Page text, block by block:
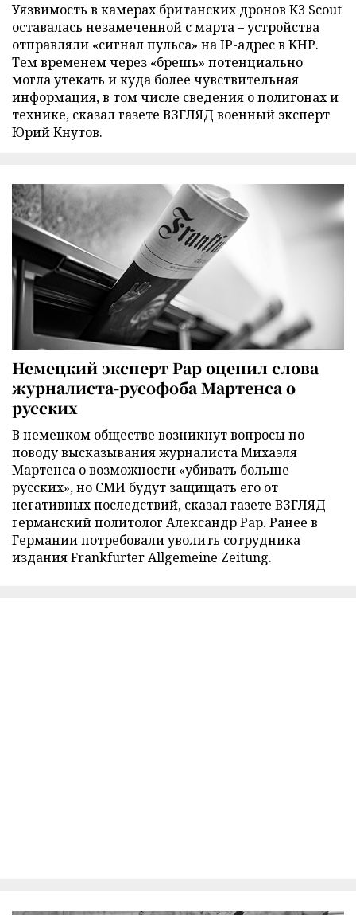
Уязвимость в камерах британских дронов K3 Scout
оставалась незамеченной с марта – устройства
отправляли «сигнал пульса» на IP-адрес в КНР.
Тем временем через «брешь» потенциально
могла утекать и куда более чувствительная
информация, в том числе сведения о полигонах и
технике, сказал газете ВЗГЛЯД военный эксперт
Юрий Кнутов.
Немецкий эксперт Рар оценил слова
журналиста-русофоба Мартенса о
русских
В немецком обществе возникнут вопросы по
поводу высказывания журналиста Михаэля
Мартенса о возможности «убивать больше
русских», но СМИ будут защищать его от
негативных последствий, сказал газете ВЗГЛЯД
германский политолог Александр Рар. Ранее в
Германии потребовали уволить сотрудника
издания Frankfurter Allgemeine Zeitung.